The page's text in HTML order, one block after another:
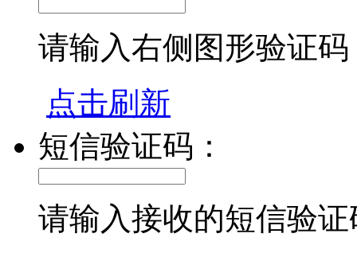
请输入右侧图形验证码
点击刷新
短信验证码：
请输入接收的短信验证